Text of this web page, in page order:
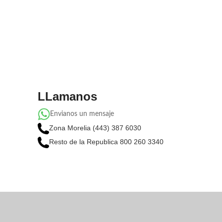
LLamanos
Envianos un mensaje
Zona Morelia (443) 387 6030
Resto de la Republica 800 260 3340